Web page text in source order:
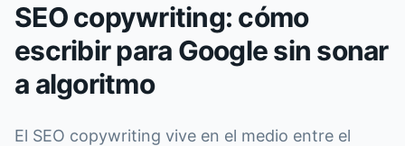
SEO copywriting: cómo
escribir para Google sin sonar
a algoritmo
El SEO copywriting vive en el medio entre el